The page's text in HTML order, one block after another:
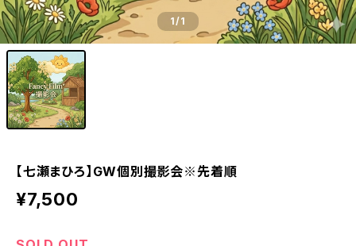
1/1
【七瀬まひろ】GW個別撮影会※先着順
¥7,500